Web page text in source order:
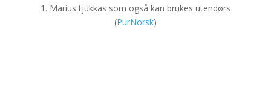
1. Marius tjukkas som også kan brukes utendørs
(PurNorsk)